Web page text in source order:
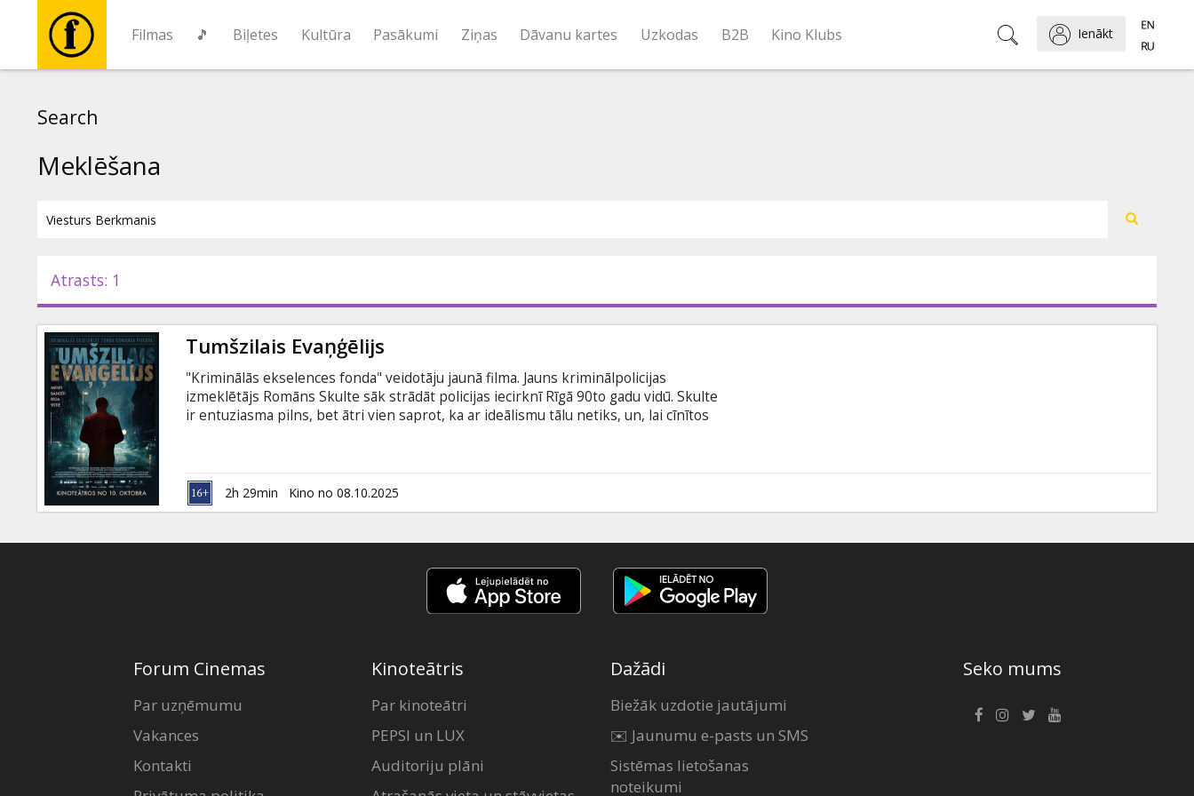
Filmas 🎵 Biļetes Kultūra Pasākumi Ziņas Dāvanu kartes Uzkodas B2B Kino Klubs Ienākt
Pasākumi
Ziņas
Dāvanu
kartes
Uzkodas
B2B
Search
Meklēšana
Atrasts: 1
Tumšzilais Evaņģēlijs
"Kriminālās ekselences fonda" veidotāju jaunā filma. Jauns kriminālpolicijas
izmeklētājs Romāns Skulte sāk strādāt policijas iecirknī Rīgā 90to gadu vidū. Skulte
ir entuziasma pilns, bet ātri vien saprot, ka ar ideālismu tālu netiks, un, lai cīnītos
2h 29min Kino no 08.10.2025
Forum Cinemas
Par uzņēmumu
Vakances
Kontakti
Kinoteātris
Par kinoteātri
PEPSI un LUX
Auditoriju plāni
Dažādi
Biežāk uzdotie jautājumi
✉️ Jaunumu e-pasts un SMS
Sistēmas lietošanas
noteikumi
Seko mums